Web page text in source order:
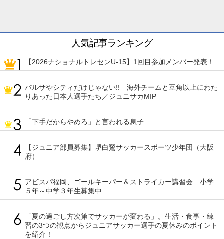
人気記事ランキング
【2026ナショナルトレセンU-15】1回目参加メンバー発表！
バルサやシティだけじゃない!! 海外チームと互角以上にわた
りあった日本人選手たち／ジュニサカMIP
「下手だからやめろ」と言われる息子
【ジュニア部員募集】堺白鷺サッカースポーツ少年団（大阪
府）
アビスパ福岡、ゴールキーパー＆ストライカー講習会 小学
５年～中学３年生募集中
「夏の過ごし方次第でサッカーが変わる」。生活・食事・練
習の3つの観点からジュニアサッカー選手の夏休みのポイント
を紹介！